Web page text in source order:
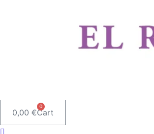
0,00 €
0
Cart